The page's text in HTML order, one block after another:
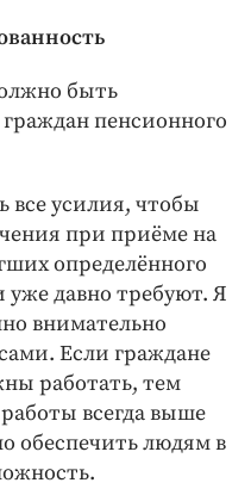
быть
пенсионного
усилия, чтобы
при приёме на
определённого
уже давно требуют. Я
внимательно
Если граждане
работать, тем
всегда выше
обеспечить людям в